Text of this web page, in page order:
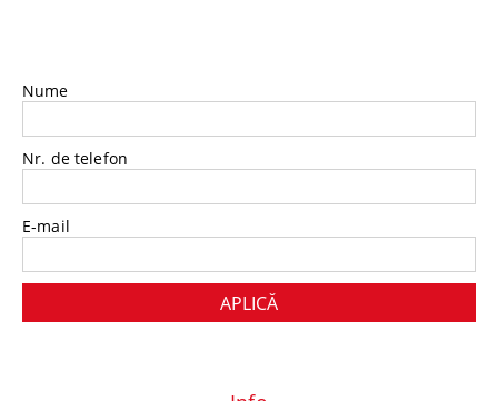
Nume
Nr. de telefon
E-mail